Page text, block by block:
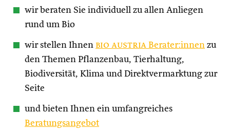
wir beraten Sie individuell zu allen Anliegen
rund um Bio
wir stellen Ihnen bio austria Berater:innen zu
den Themen Pflanzenbau, Tierhaltung,
Biodiversität, Klima und Direktvermarktung zur
Seite
und bieten Ihnen ein umfangreiches
Beratungsangebot